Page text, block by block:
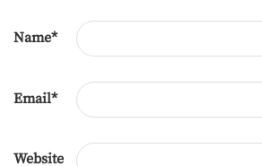
Name*
Email*
Website